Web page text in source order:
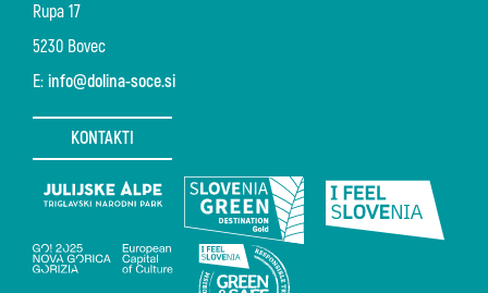
Rupa 17
5230 Bovec
E: info@dolina-soce.si
KONTAKTI